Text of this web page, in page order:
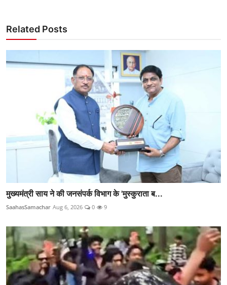
Related Posts
मुख्यमंत्री साय ने की जनसंपर्क विभाग के 'मुस्कुराता ब...
SaahasSamachar Aug 6, 2026 0 9